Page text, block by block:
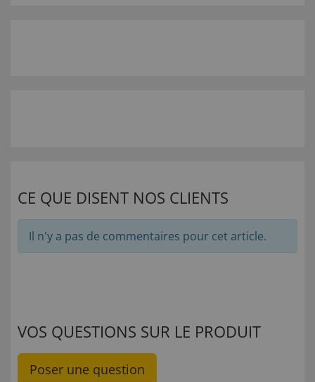
CE QUE DISENT NOS CLIENTS
Il n'y a pas de commentaires pour cet article.
VOS QUESTIONS SUR LE PRODUIT
Poser une question